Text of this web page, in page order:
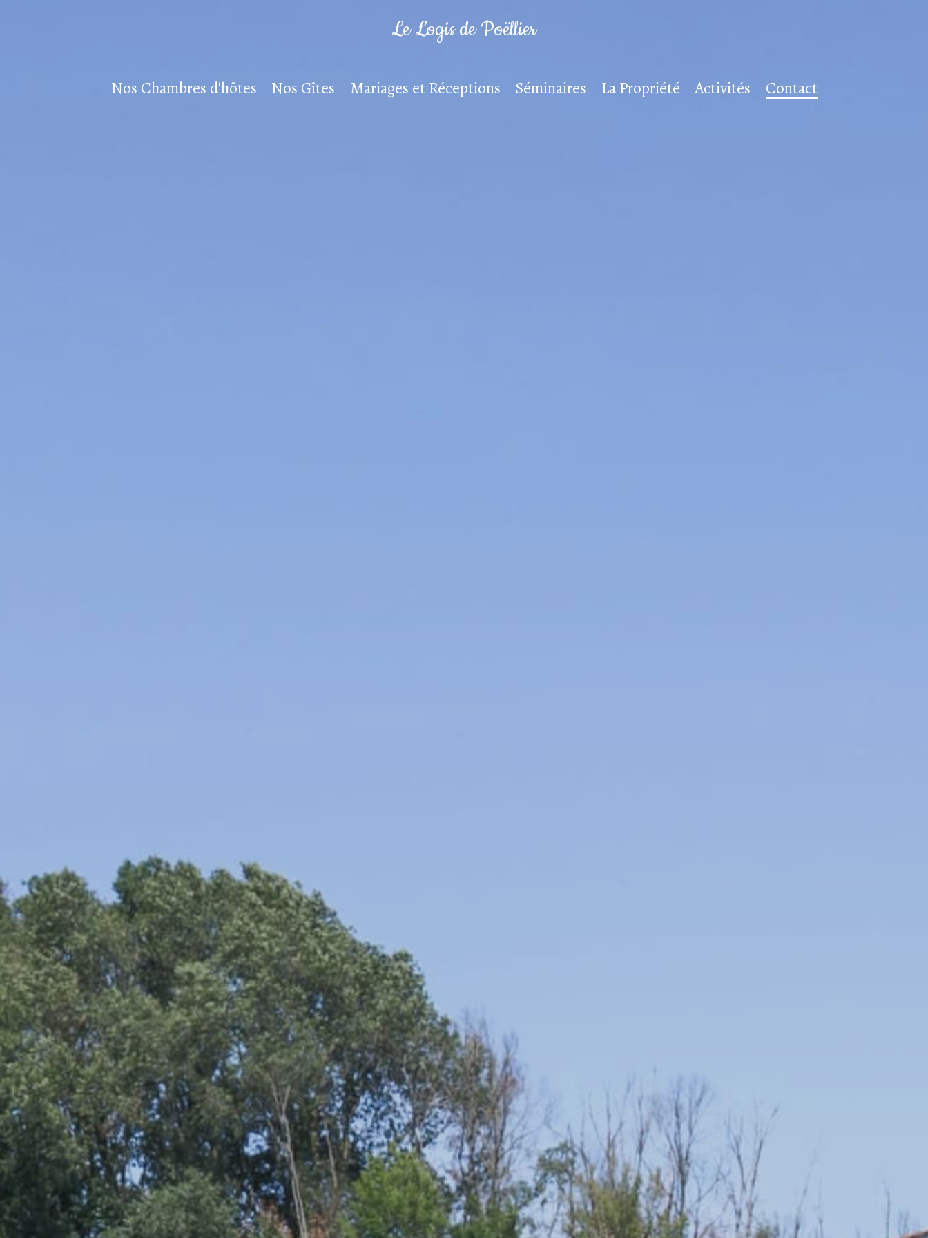
Le Logis de Poëllier
Nos Chambres d'hôtes Nos Gîtes Mariages et Réceptions Séminaires La Propriété Activités Contact